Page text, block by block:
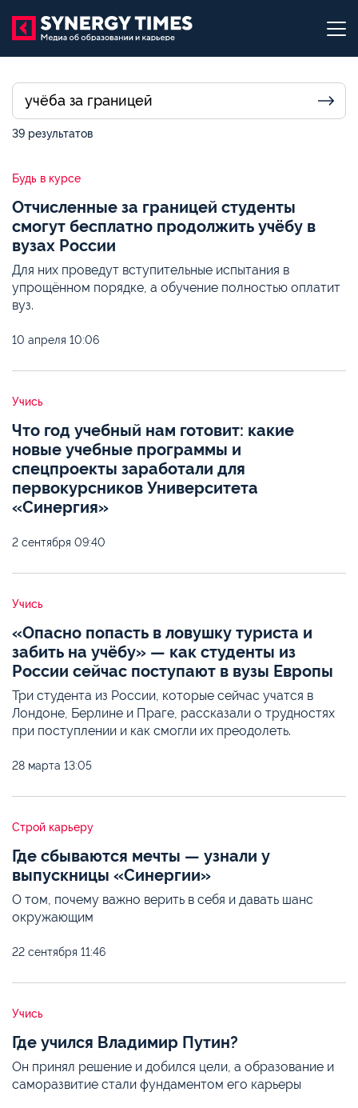
39 результатов
Будь в курсе
Отчисленные за границей студенты
смогут бесплатно продолжить учёбу в
вузах России
Для них проведут вступительные испытания в
упрощённом порядке, а обучение полностью оплатит
вуз.
10 апреля 10:06
Учись
Что год учебный нам готовит: какие
новые учебные программы и
спецпроекты заработали для
первокурсников Университета
«Синергия»
2 сентября 09:40
Учись
«Опасно попасть в ловушку туриста и
забить на учёбу» — как студенты из
России сейчас поступают в вузы Европы
Три студента из России, которые сейчас учатся в
Лондоне, Берлине и Праге, рассказали о трудностях
при поступлении и как смогли их преодолеть.
28 марта 13:05
Строй карьеру
Где сбываются мечты — узнали у
выпускницы «Синергии»
О том, почему важно верить в себя и давать шанс
окружающим
22 сентября 11:46
Учись
Где учился Владимир Путин?
Он принял решение и добился цели, а образование и
саморазвитие стали фундаментом его карьеры